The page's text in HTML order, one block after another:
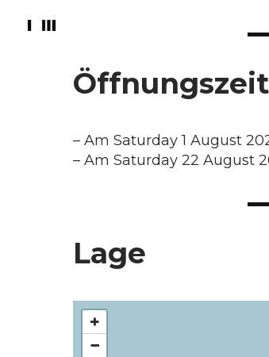
– Am Saturday 1 August
– Am Saturday 22 August
Lage
+
−